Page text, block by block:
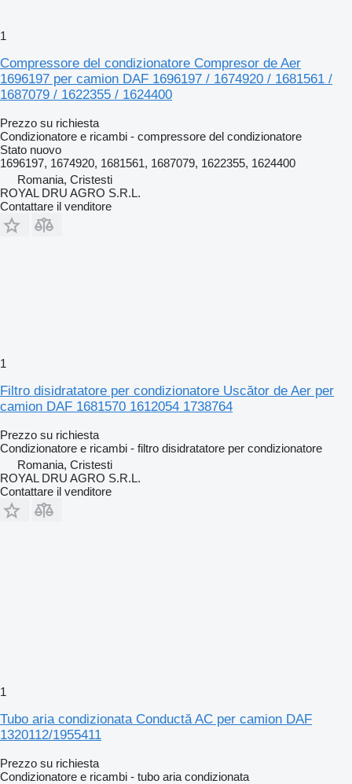
1
Compressore del condizionatore Compresor de Aer
1696197 per camion DAF 1696197 / 1674920 / 1681561 /
1687079 / 1622355 / 1624400
Prezzo su richiesta
Condizionatore e ricambi - compressore del condizionatore
Stato nuovo
1696197, 1674920, 1681561, 1687079, 1622355, 1624400
Romania, Cristesti
ROYAL DRU AGRO S.R.L.
Contattare il venditore
1
Filtro disidratatore per condizionatore Uscător de Aer per
camion DAF 1681570 1612054 1738764
Prezzo su richiesta
Condizionatore e ricambi - filtro disidratatore per condizionatore
Romania, Cristesti
ROYAL DRU AGRO S.R.L.
Contattare il venditore
1
Tubo aria condizionata Conductă AC per camion DAF
1320112/1955411
Prezzo su richiesta
Condizionatore e ricambi - tubo aria condizionata